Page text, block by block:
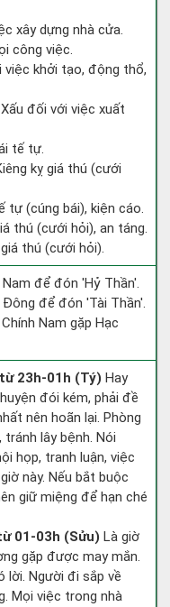
xây dựng nhà cửa.
công việc.
việc khởi tạo, động thổ,
đối với việc xuất
tế tự.
kỵ giá thú (cưới
tự (cúng bái), kiện cáo.
thú (cưới hỏi), an táng.
thú (cưới hỏi).
để đón 'Hỷ Thần'.
để đón 'Tài Thần'.
Nam gặp Hạc
23h-01h (Tý) Hay
đói kém, phải đề
nên hoãn lại. Phòng
lây bệnh. Nói
họp, tranh luận, việc
này. Nếu bắt buộc
giữ miệng để hạn ché
01-03h (Sửu) Là giờ
gặp được may mắn.
lời. Người đi sắp về
Mọi việc trong nhà